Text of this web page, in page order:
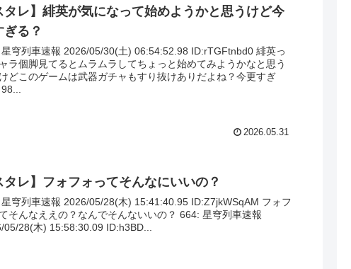
タレ】緋英が気になって始めようかと思うけど今
ぎる？
穹列車速報 2026/05/30(土) 06:54:52.98 ID:rTGFtnbd0 緋英っ
ラ個脚見てるとムラムラしてちょっと始めてみようかなと思う
どこのゲームは武器ガチャもすり抜けありだよね？今更すぎ
2026.05.31
タレ】フォフォってそんなにいいの？
穹列車速報 2026/05/28(木) 15:41:40.95 ID:Z7jkWSqAM フォフ
そんなええの？なんでそんないいの？ 664: 星穹列車速報
05/28(木) 15:58:30.09 ID:h3BD...